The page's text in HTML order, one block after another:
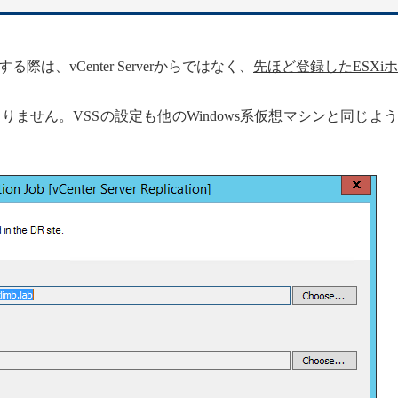
際は、vCenter Serverからではなく、 先ほど登録したESXi
ません。VSSの設定も他のWindows系仮想マシンと同じよ